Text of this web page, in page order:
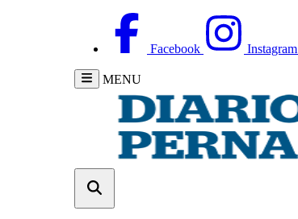
Facebook Instagram
MENU